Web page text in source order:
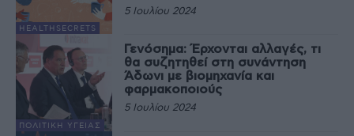
HEALTHSECRETS
5 Ιουλίου 2024
ΠΟΛΙΤΙΚΉ ΥΓΕΊΑΣ
Γενόσημα: Έρχονται αλλαγές, τι
θα συζητηθεί στη συνάντηση
Άδωνι με βιομηχανία και
φαρμακοποιούς
5 Ιουλίου 2024